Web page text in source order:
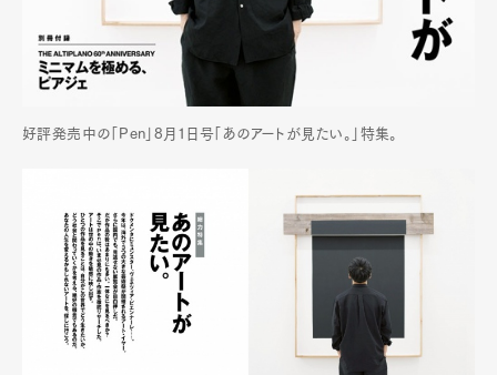
好評発売中の「Pen」8月1日号「あのアートが見たい。」特集。